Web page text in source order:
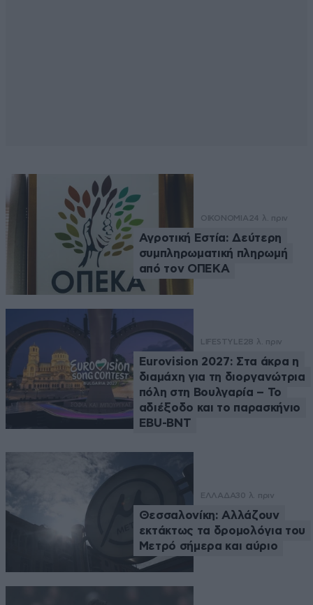
ΟΙΚΟΝΟΜΙΑ24 λ. πριν
Αγροτική Εστία: Δεύτερη
συμπληρωματική πληρωμή
από τον ΟΠΕΚΑ
LIFESTYLE 28 λ. πριν
Eurovision 2027: Στα άκρα η
διαμάχη για τη διοργανώτρια
πόλη στη Βουλγαρία – Το
αδιέξοδο και το παρασκήνιο
EBU-BNT
ΕΛΛΑΔΑ30 λ. πριν
Θεσσαλονίκη: Αλλάζουν
εκτάκτως τα δρομολόγια του
Μετρό σήμερα και αύριο